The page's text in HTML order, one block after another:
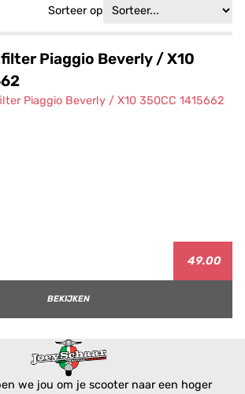
Sorteer op
Piaggio Beverly / X10
49.00
BEKIJKEN
we jou om je scooter naar een hoger